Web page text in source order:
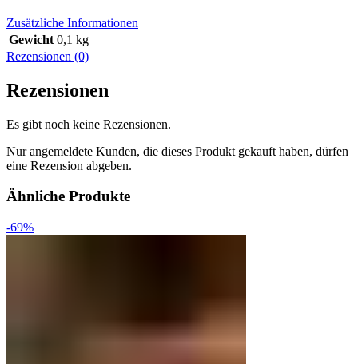
Zusätzliche Informationen
Gewicht 0,1 kg
Rezensionen (0)
Rezensionen
Es gibt noch keine Rezensionen.
Nur angemeldete Kunden, die dieses Produkt gekauft haben, dürfen
eine Rezension abgeben.
Ähnliche Produkte
-69%